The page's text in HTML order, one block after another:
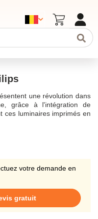
une révolution dans
grâce à l'intégration de
ces luminaires imprimés en
luminaires imprimés en
et innovantes,
conçus pour s'adapter à
est à la pointe de la
qui réduisent les coûts
est simple, offrant une
et respectueuse de
votre demande en
gratuit